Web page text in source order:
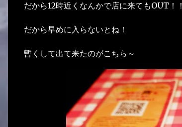
だから12時近くなんかで店に来てもOUT！！
だから早めに入らないとね！
暫くして出て来たのがこちら～